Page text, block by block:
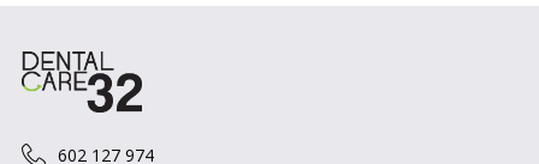
602 127 974